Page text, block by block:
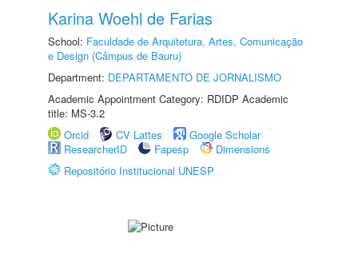
Karina Woehl de Farias
School: Faculdade de Arquitetura, Artes, Comunicação
e Design (Câmpus de Bauru)
Department: DEPARTAMENTO DE JORNALISMO
Academic Appointment Category: RDIDP Academic
title: MS-3.2
Orcid
CV Lattes
Google Scholar
ResearcherID
Fapesp
Dimensions
Repositório Institucional UNESP